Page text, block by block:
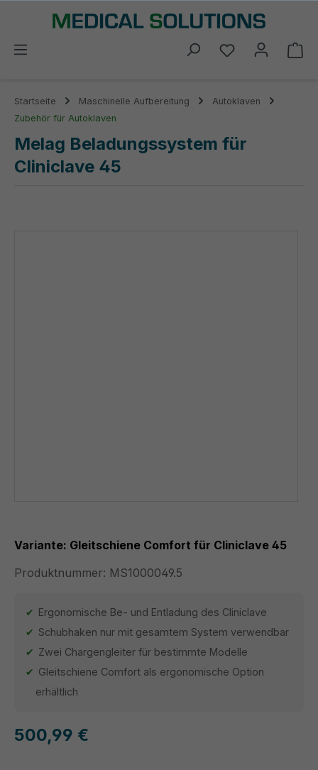
springen
Du hast 0
Startseite Maschinelle Aufbereitung
Autoklaven
Zubehör für Autoklaven
Melag Beladungssystem für
Cliniclave 45
Variante: Gleitschiene Comfort für Cliniclave 45
Produktnummer: MS1000049.5
Ergonomische Be- und Entladung des Cliniclave
Schubhaken nur mit gesamtem System verwendbar
Zwei Chargengleiter für bestimmte Modelle
Gleitschiene Comfort als ergonomische Option
erhältlich
500,99 €